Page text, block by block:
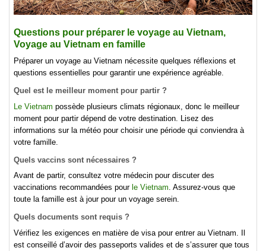
Questions pour préparer le voyage au Vietnam,
Voyage au Vietnam en famille
Préparer un voyage au Vietnam nécessite quelques réflexions et
questions essentielles pour garantir une expérience agréable.
Quel est le meilleur moment pour partir ?
Le Vietnam possède plusieurs climats régionaux, donc le meilleur
moment pour partir dépend de votre destination. Lisez des
informations sur la météo pour choisir une période qui conviendra à
votre famille.
Quels vaccins sont nécessaires ?
Avant de partir, consultez votre médecin pour discuter des
vaccinations recommandées pour le Vietnam. Assurez-vous que
toute la famille est à jour pour un voyage serein.
Quels documents sont requis ?
Vérifiez les exigences en matière de visa pour entrer au Vietnam. Il
est conseillé d’avoir des passeports valides et de s’assurer que tous